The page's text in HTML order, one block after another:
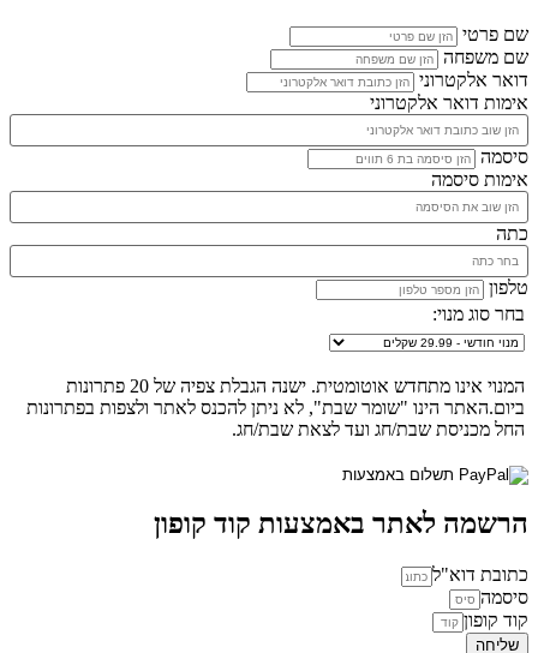
שם פרטי
שם משפחה
דואר אלקטרוני
אימות דואר אלקטרוני
סיסמה
אימות סיסמה
כתה
טלפון
בחר סוג מנוי:
המנוי אינו מתחדש אוטומטית. ישנה הגבלת צפיה של 20 פתרונות
ביום.האתר הינו "שומר שבת", לא ניתן להכנס לאתר ולצפות בפתרונות
החל מכניסת שבת/חג ועד לצאת שבת/חג.
הרשמה לאתר באמצעות קוד קופון
כתובת דוא"ל
סיסמה
קוד קופון
שליחה